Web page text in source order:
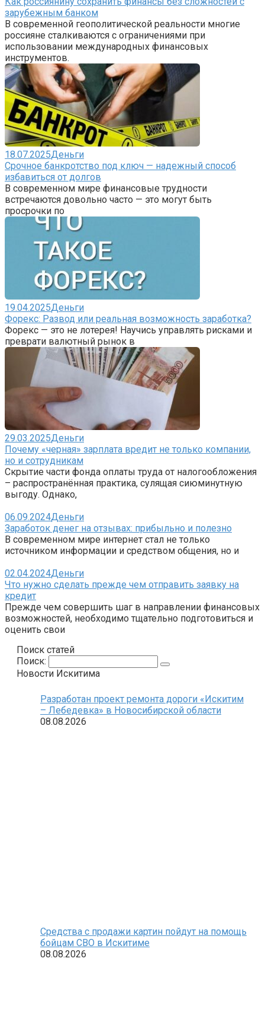
зарубежным банком
В современной геополитической реальности многие
россияне сталкиваются с ограничениями при
использовании международных финансовых
инструментов.
18.07.2025Деньги
Срочное банкротство под ключ — надежный способ
избавиться от долгов
В современном мире финансовые трудности
встречаются довольно часто — это могут быть
просрочки по
19.04.2025Деньги
Форекс: Развод или реальная возможность заработка?
Форекс — это не лотерея! Научись управлять рисками и
преврати валютный рынок в
29.03.2025Деньги
Почему «черная» зарплата вредит не только компании,
но и сотрудникам
Скрытие части фонда оплаты труда от налогообложения
– распространённая практика, сулящая сиюминутную
выгоду. Однако,
06.09.2024Деньги
Заработок денег на отзывах: прибыльно и полезно
В современном мире интернет стал не только
источником информации и средством общения, но и
02.04.2024Деньги
Что нужно сделать прежде чем отправить заявку на
кредит
Прежде чем совершить шаг в направлении финансовых
возможностей, необходимо тщательно подготовиться и
оценить свои
Поиск статей
Поиск:
Новости Искитима
Разработан проект ремонта дороги «Искитим
– Лебедевка» в Новосибирской области
08.08.2026
Средства с продажи картин пойдут на помощь
бойцам СВО в Искитиме
08.08.2026